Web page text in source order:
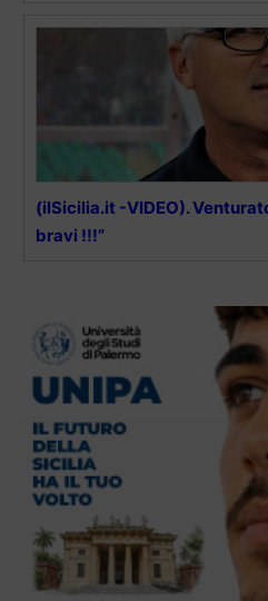
(ilSicilia.it -VIDEO).
bravi !!!”